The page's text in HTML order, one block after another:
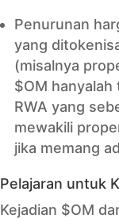
Penurunan
yang
(misalnya
$OM
RWA yang
mewakili
jika memang
Pelajaran untuk
Kejadian $OM